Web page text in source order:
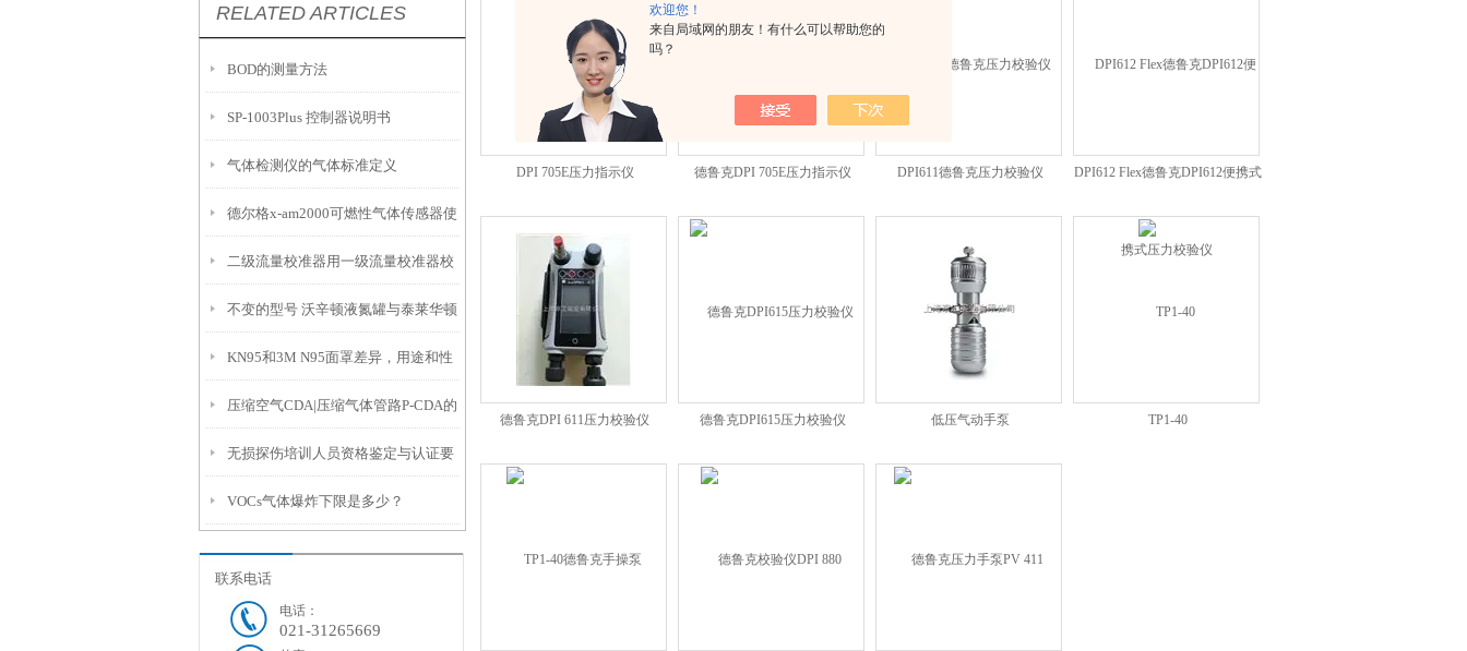
欢迎您！
来自局域网的朋友！有什么可以帮助您的
吗？
RELATED ARTICLES
BOD的测量方法
SP-1003Plus 控制器说明书
气体检测仪的气体标准定义
德尔格x-am2000可燃性气体传感器使
用声明
二级流量校准器用一级流量校准器校
验 以及流量校准器找谁计量？
不变的型号 沃辛顿液氮罐与泰莱华顿
一样的质量
KN95和3M N95面罩差异，用途和性
能数据
压缩空气CDA|压缩气体管路P-CDA的
质量检测项目
无损探伤培训人员资格鉴定与认证要
求
VOCs气体爆炸下限是多少？
联系电话
电话：
021-31265669
DPI 705E压力指示仪 德鲁克DPI 705E压力指示仪 DPI611德鲁克压力校验仪 DPI612 Flex德鲁克DPI612便携式
德鲁克DPI 611压力校验仪 德鲁克DPI615压力校验仪 低压气动手泵 TP1-40